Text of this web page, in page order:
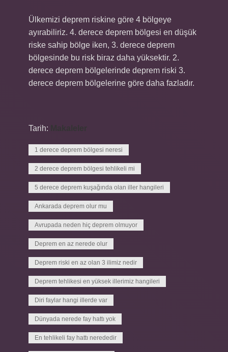
Ülkemizi deprem riskine göre 4 bölgeye
ayırabiliriz. 4. derece deprem bölgesi en düşük
riske sahip bölge iken, 3. derece deprem
bölgesinde bu risk biraz daha yüksektir. 2.
derece deprem bölgelerinde deprem riski 3.
derece deprem bölgelerine göre daha fazladır.
Tarih:
1 derece deprem bölgesi neresi
2 derece deprem bölgesi tehlikeli mi
5 derece deprem kuşağında olan iller hangileri
Ankarada deprem olur mu
Avrupada neden hiç deprem olmuyor
Deprem en az nerede olur
Deprem riski en az olan 3 ilimiz nedir
Deprem tehlikesi en yüksek illerimiz hangileri
Diri faylar hangi illerde var
Dünyada nerede fay hattı yok
En tehlikeli fay hattı nerededir